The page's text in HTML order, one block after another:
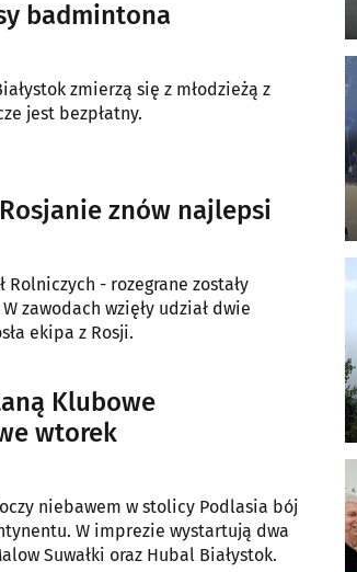
badmintona
zmierzą się z młodzieżą z
jest bezpłatny.
znów najlepsi
Rolniczych - rozegrane zostały
zawodach wzięły udział dwie
ekipa z Rosji.
Klubowe
wtorek
niebawem w stolicy Podlasia bój
W imprezie wystartują dwa
Suwałki oraz Hubal Białystok.